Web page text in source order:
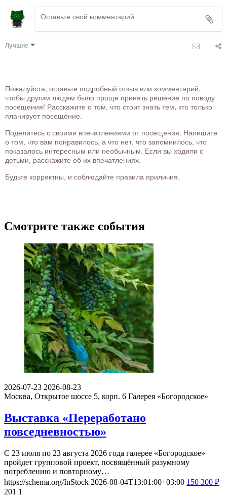
Лучшие
Пожалуйста, оставьте подробный отзыв или комментарий,
чтобы другим людям было проще принять решение по поводу
посещения! Расскажите о том, что стоит знать тем, кто только
планирует посещение.
Поделитесь с своими впечатлениями от посещения. Напишите
о том, что вам понравилось, а что нет, что запомнилось, что
показалось интересным или необычным. Если вы ходили с
детьми, расскажите об их впечатлениях.
Будьте корректны, и соблюдайте правила приличия.
Смотрите также события
2026-07-23 2026-08-23
Москва, Открытое шоссе 5, корп. 6 Галерея «Богородское»
Выставка «Переработано
повседневностью»
С 23 июля по 23 августа 2026 года галерее «Богородское»
пройдет групповой проект, посвящённый разумному
потреблению и повторному…
https://schema.org/InStock 2026-08-04T13:01:00+03:00 150 300 ₽
201 1